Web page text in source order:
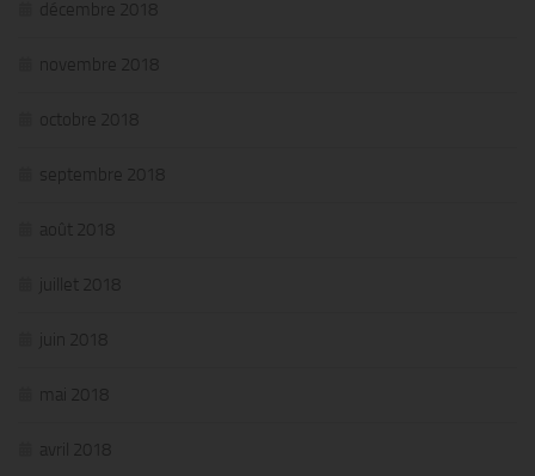
décembre 2018
novembre 2018
octobre 2018
septembre 2018
août 2018
juillet 2018
juin 2018
mai 2018
avril 2018